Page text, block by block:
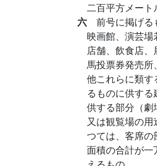
二百平方メート
六 前号に掲げる
映画館、演芸場
店舗、飲食店
馬投票券発売
他これらに類す
るものに供す
供する部分（
又は観覧場の
つては、客席
面積の合計が一